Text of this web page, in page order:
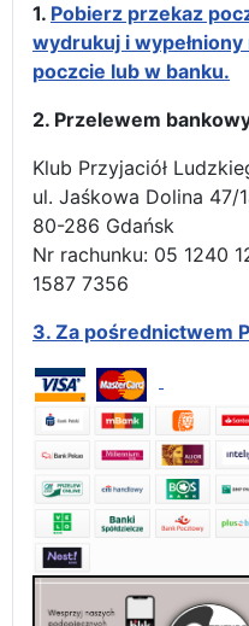
1. Pobierz przekaz
wydrukuj i wypełniony
poczcie lub w banku.
2. Przelewem
Klub Przyjaciół
ul. Jaśkowa Dolina 47/
80-286 Gdańsk
Nr rachunku: 05 1240
1587 7356
3. Za pośrednictwem